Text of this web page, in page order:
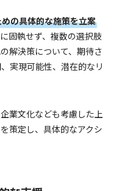
の具体的な施策を立案
固執せず、複数の選択肢
解決策について、期待さ
実現可能性、潜在的なリ
業文化なども考慮した上
策定し、具体的なアクシ